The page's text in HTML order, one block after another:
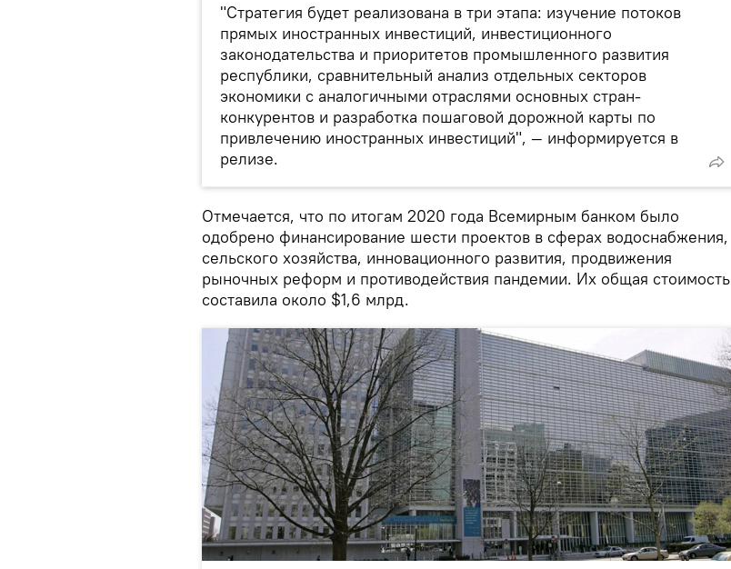
"Стратегия будет реализована в три этапа: изучение потоков
прямых иностранных инвестиций, инвестиционного
законодательства и приоритетов промышленного развития
республики, сравнительный анализ отдельных секторов
экономики с аналогичными отраслями основных стран-
конкурентов и разработка пошаговой дорожной карты по
привлечению иностранных инвестиций", — информируется в
релизе.
Отмечается, что по итогам 2020 года Всемирным банком было
одобрено финансирование шести проектов в сферах водоснабжения,
сельского хозяйства, инновационного развития, продвижения
рыночных реформ и противодействия пандемии. Их общая стоимость
составила около $1,6 млрд.